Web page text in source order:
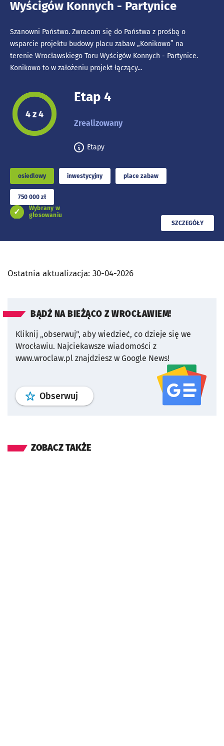
Wyścigów Konnych - Partynice
Szanowni Państwo. Zwracam się do Państwa z prośbą o
wsparcie projektu budowy placu zabaw „Konikowo” na
terenie Wrocławskiego Toru Wyścigów Konnych - Partynice.
Konikowo to w założeniu projekt łączący...
Etap projektu:
4 z 4
Etap 4
Zrealizowany
Etapy
Wybrany w
głosowaniu
osiedlowy inwestycyjny place zabaw
750 000 zł
PRZECZYTAJ
SZCZEGÓŁY
Ostatnia aktualizacja: 30-04-2026
BĄDŹ NA BIEŻĄCO Z WROCŁAWIEM!
Kliknij „obserwuj”, aby wiedzieć, co dzieje się we
Wrocławiu. Najciekawsze wiadomości z
www.wroclaw.pl znajdziesz w Google News!
Obserwuj profil serwisu
ZOBACZ TAKŻE